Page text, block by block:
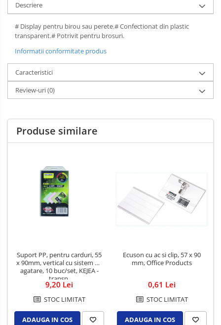
Spray-uri mobila
Descriere
# Display pentru birou sau perete.# Confectionat din plastic
transparent.# Potrivit pentru brosuri.
Informatii conformitate produs
Caracteristici
Review-uri(0)
Produse similare
Suport PP, pentru carduri, 55
x 90mm, vertical cu sistem de
agatare, 10 buc/set, KEJEA -
transp.
9,20 Lei
STOC LIMITAT
ADAUGA IN COS
Ecuson cu ac si clip, 57 x 90
mm, Office Products
0,61 Lei
STOC LIMITAT
ADAUGA IN COS